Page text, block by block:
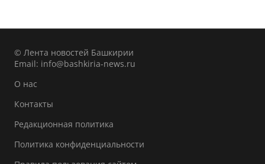
© Лента новостей Башкирии
Email: info@bashkiria-news.ru
О нас
Контакты
Редакционная политика
Политика конфиденциальности